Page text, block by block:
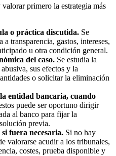
primero la estrategia más
o práctica discutida. Se
transparencia, gastos, intereses,
u otra condición general.
del caso. Se estudia la
sus efectos y la
o solicitar la eliminación
entidad bancaria, cuando
puede ser oportuno dirigir
al banco para fijar la
previa.
fuera necesaria. Si no hay
valorarse acudir a los tribunales,
costes, prueba disponible y